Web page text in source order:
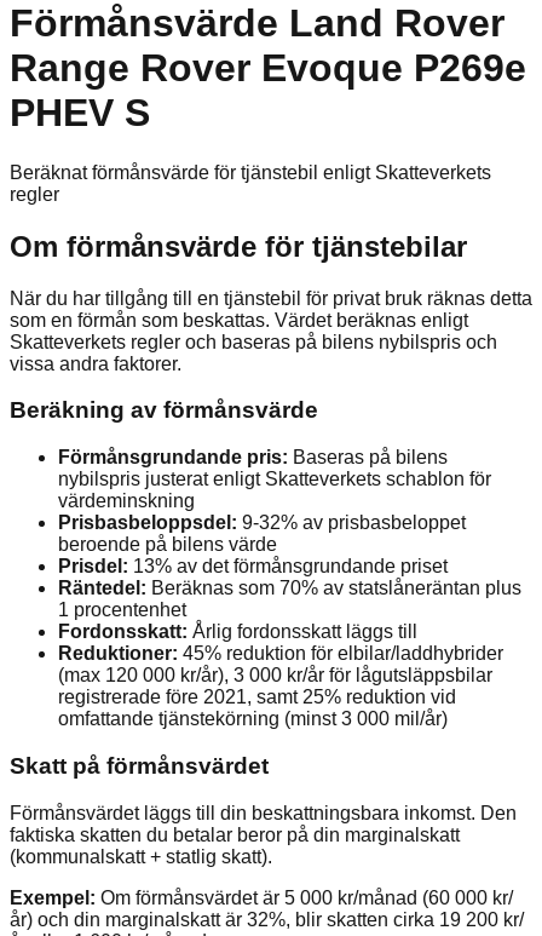
Förmånsvärde Land Rover
Range Rover Evoque P269e
PHEV S
Beräknat förmånsvärde för tjänstebil enligt Skatteverkets
regler
Om förmånsvärde för tjänstebilar
När du har tillgång till en tjänstebil för privat bruk räknas detta
som en förmån som beskattas. Värdet beräknas enligt
Skatteverkets regler och baseras på bilens nybilspris och
vissa andra faktorer.
Beräkning av förmånsvärde
Förmånsgrundande pris: Baseras på bilens
nybilspris justerat enligt Skatteverkets schablon för
värdeminskning
Prisbasbeloppsdel: 9-32% av prisbasbeloppet
beroende på bilens värde
Prisdel: 13% av det förmånsgrundande priset
Räntedel: Beräknas som 70% av statslåneräntan plus
1 procentenhet
Fordonsskatt: Årlig fordonsskatt läggs till
Reduktioner: 45% reduktion för elbilar/laddhybrider
(max 120 000 kr/år), 3 000 kr/år för lågutsläppsbilar
registrerade före 2021, samt 25% reduktion vid
omfattande tjänstekörning (minst 3 000 mil/år)
Skatt på förmånsvärdet
Förmånsvärdet läggs till din beskattningsbara inkomst. Den
faktiska skatten du betalar beror på din marginalskatt
(kommunalskatt + statlig skatt).
Exempel: Om förmånsvärdet är 5 000 kr/månad (60 000 kr/
år) och din marginalskatt är 32%, blir skatten cirka 19 200 kr/